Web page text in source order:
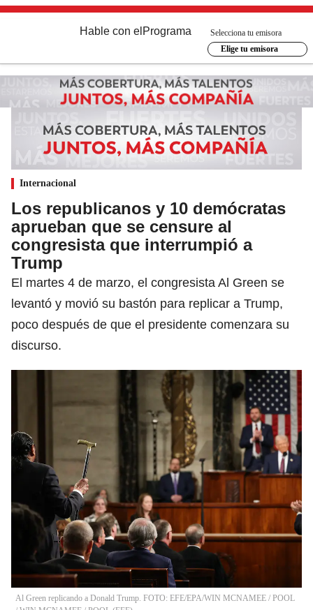
Hable con el Programa
Selecciona tu emisora
Elige tu emisora
Internacional
Los republicanos y 10 demócratas
aprueban que se censure al
congresista que interrumpió a
Trump
El martes 4 de marzo, el congresista Al Green se
levantó y movió su bastón para replicar a Trump,
poco después de que el presidente comenzara su
discurso.
Al Green replicando a Donald Trump. FOTO: EFE/EPA/WIN MCNAMEE / POOL